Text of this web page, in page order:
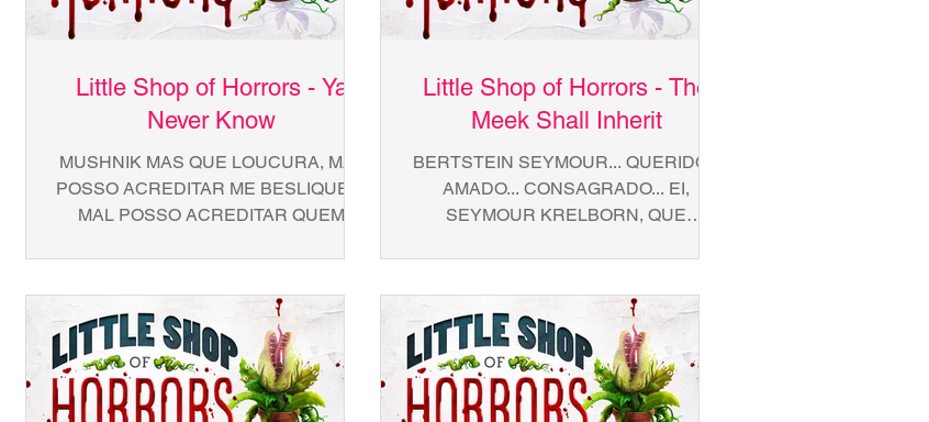
Little Shop of Horrors - Ya
Never Know
MUSHNIK MAS QUE LOUCURA, MAL
POSSO ACREDITAR ME BESLIQUEM,
MAL POSSO ACREDITAR QUEM
NA...
Little Shop of Horrors - The
Meek Shall Inherit
BERTSTEIN SEYMOUR... QUERIDO...
AMADO... CONSAGRADO... EI,
SEYMOUR KRELBORN, QUE